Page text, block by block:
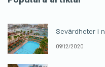
Sevärdheter i
09/12/2020